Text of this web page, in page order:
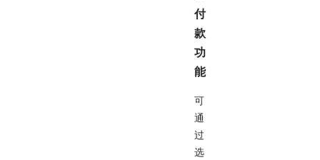
付
款
功
能
可
通
过
选